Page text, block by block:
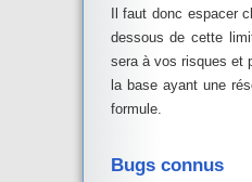
Il faut donc espacer
dessous de cette
sera à vos risques et
la base ayant une
formule.
Bugs connus